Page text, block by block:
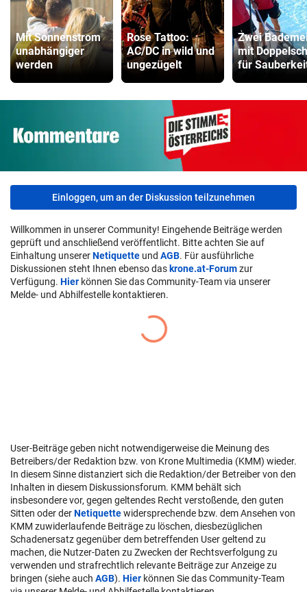
Mit Sonnenstrom
unabhängiger
werden
Rose Tattoo:
AC/DC in wild und
ungezügelt
Zwei
mit
für
Einloggen, um an der Diskussion teilzunehmen
Willkommen in unserer Community! Eingehende Beiträge werden
geprüft und anschließend veröffentlicht. Bitte achten Sie auf
Einhaltung unsererNetiquette und AGB. Für ausführliche
Diskussionen steht Ihnen ebenso das krone.at-Forumzur
Verfügung. Hier können Sie das Community-Team via unserer
Melde- und Abhilfestelle kontaktieren.
User-Beiträge geben nicht notwendigerweise die Meinung des
Betreibers/der Redaktion bzw. von Krone Multimedia (KMM) wieder.
In diesem Sinne distanziert sich die Redaktion/der Betreiber von den
Inhalten in diesem Diskussionsforum. KMM behält sich
insbesondere vor, gegen geltendes Recht verstoßende, den guten
Sitten oder derNetiquettewidersprechende bzw. dem Ansehen von
KMM zuwiderlaufende Beiträge zu löschen, diesbezüglichen
Schadenersatz gegenüber dem betreffenden User geltend zu
machen, die Nutzer-Daten zu Zwecken der Rechtsverfolgung zu
verwenden und strafrechtlich relevante Beiträge zur Anzeige zu
bringen (siehe auch AGB). Hier können Sie das Community-Team